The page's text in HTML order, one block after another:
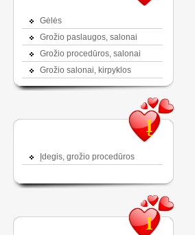
Gėlės
Grožio paslaugos, salonai
Grožio procedūros, salonai
Grožio salonai, kirpyklos
Į
Įdegis, grožio procedūros
I